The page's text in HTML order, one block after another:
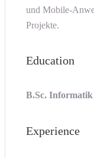
und Mobile-
Projekte.
Education
B.Sc. Informatik
Experience